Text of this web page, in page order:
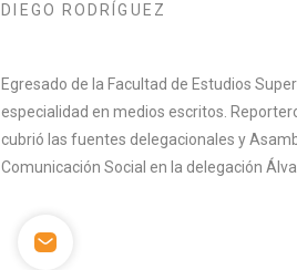
DIEGO RODRÍGUEZ
Egresado de la Facultad de Estudios
especialidad en medios escritos.
cubrió las fuentes delegacionales y
Comunicación Social en la delegación